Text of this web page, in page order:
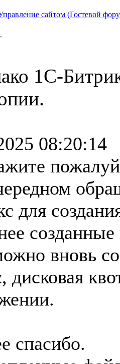
сайтом (Гостевой
1С-
08:20:14
для
вновь
дисковая
спасибо.